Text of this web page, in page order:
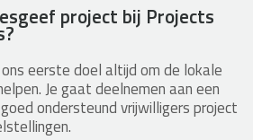
project bij Projects
eerste doel altijd om de lokale
Je gaat deelnemen aan een
ondersteund vrijwilligers project